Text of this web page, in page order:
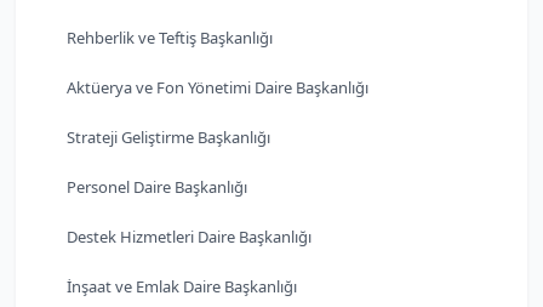
Rehberlik ve Teftiş Başkanlığı
Aktüerya ve Fon Yönetimi Daire Başkanlığı
Strateji Geliştirme Başkanlığı
Personel Daire Başkanlığı
Destek Hizmetleri Daire Başkanlığı
İnşaat ve Emlak Daire Başkanlığı